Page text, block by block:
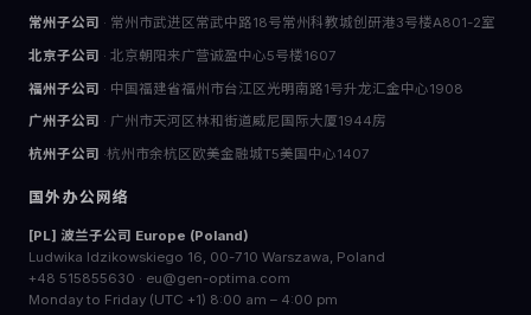
常州子公司 · 常州市武进区常武中路18号常州科教城创研港3号楼A801-2室
北京子公司 · 北京朝阳来广营诚盈中心5号楼1607
福州子公司 · 中国福建省福州市台江区光明南路1号升龙汇金中心1908
广州子公司 · 广州市天河区林和街道威尼国际大厦1944房
杭州子公司 ·杭州市余杭区欧美金融城T5美国中心1407
国外办公网络
[PL] 波兰子公司 Europe (Poland)
Ludwika Idzikowskiego 16, 00-710 Warszawa, Poland
+48 515855630 · eu@gen-optima.com
Monday to Friday (UTC +1) 8:00 am – 4:00 pm